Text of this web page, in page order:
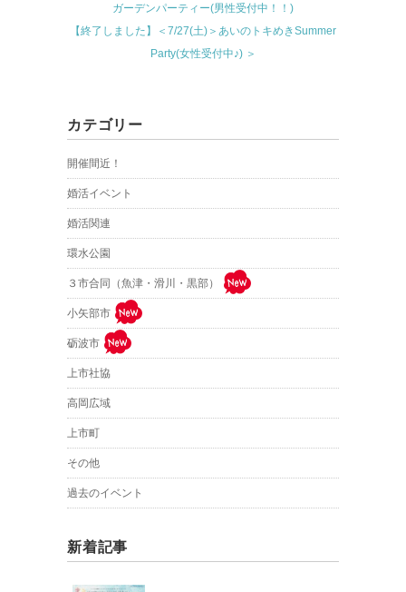
ガーデンパーティー(男性受付中！！)
【終了しました】＜7/27(土)＞あいのトキめきSummer
Party(女性受付中♪) ＞
カテゴリー
開催間近！
婚活イベント
婚活関連
環水公園
３市合同（魚津・滑川・黒部）
小矢部市
砺波市
上市社協
高岡広域
上市町
その他
過去のイベント
新着記事